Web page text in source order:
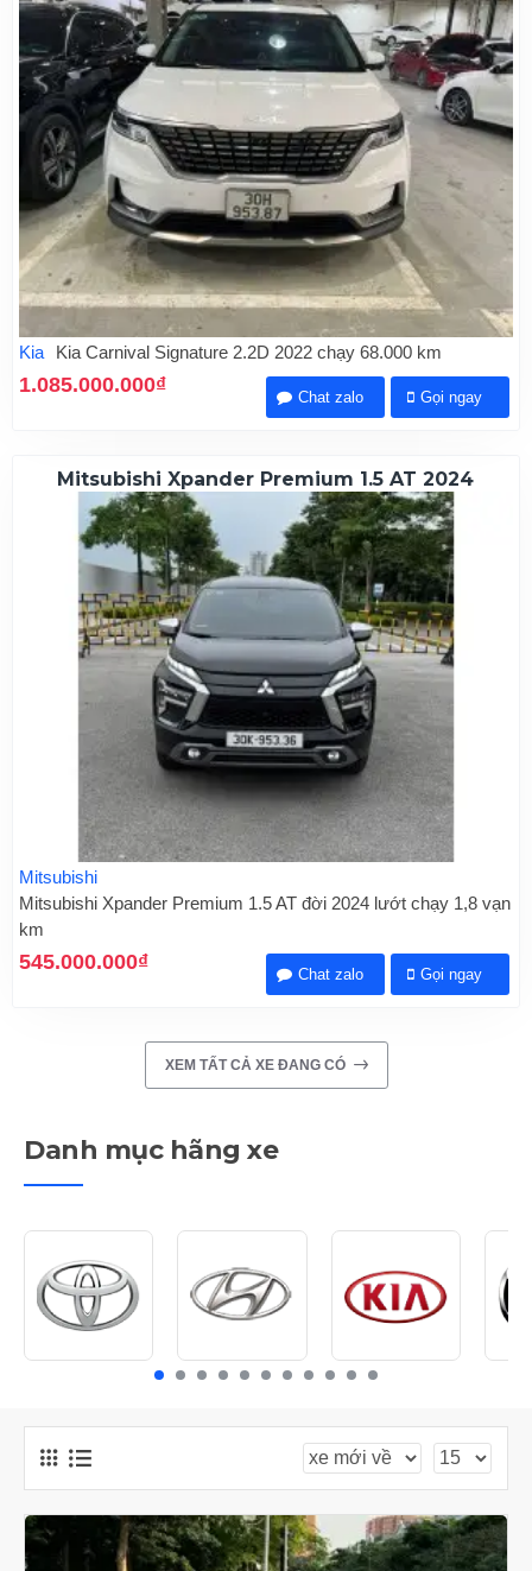
Kia Kia Carnival Signature 2.2D 2022 chạy 68.000 km
1.085.000.000₫
Chat zalo Gọi ngay
Mitsubishi Xpander Premium 1.5 AT 2024
Mitsubishi
Mitsubishi Xpander Premium 1.5 AT đời 2024 lướt chạy 1,8 vạn
km
545.000.000₫
Chat zalo Gọi ngay
XEM TẤT CẢ XE ĐANG CÓ
Danh mục hãng xe